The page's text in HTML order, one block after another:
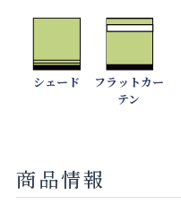
シェード
フラットカー
テン
商品情報